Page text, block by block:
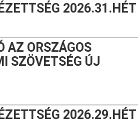
2026.31.HÉT
AZ ORSZÁGOS
SZÖVETSÉG ÚJ
2026.29.HÉT